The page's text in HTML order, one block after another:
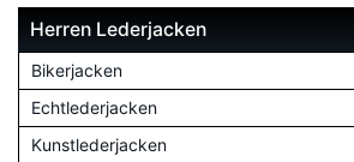
Herren Lederjacken
Bikerjacken
Echtlederjacken
Kunstlederjacken